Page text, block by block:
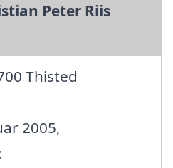
Peter Riis
Thisted
2005,